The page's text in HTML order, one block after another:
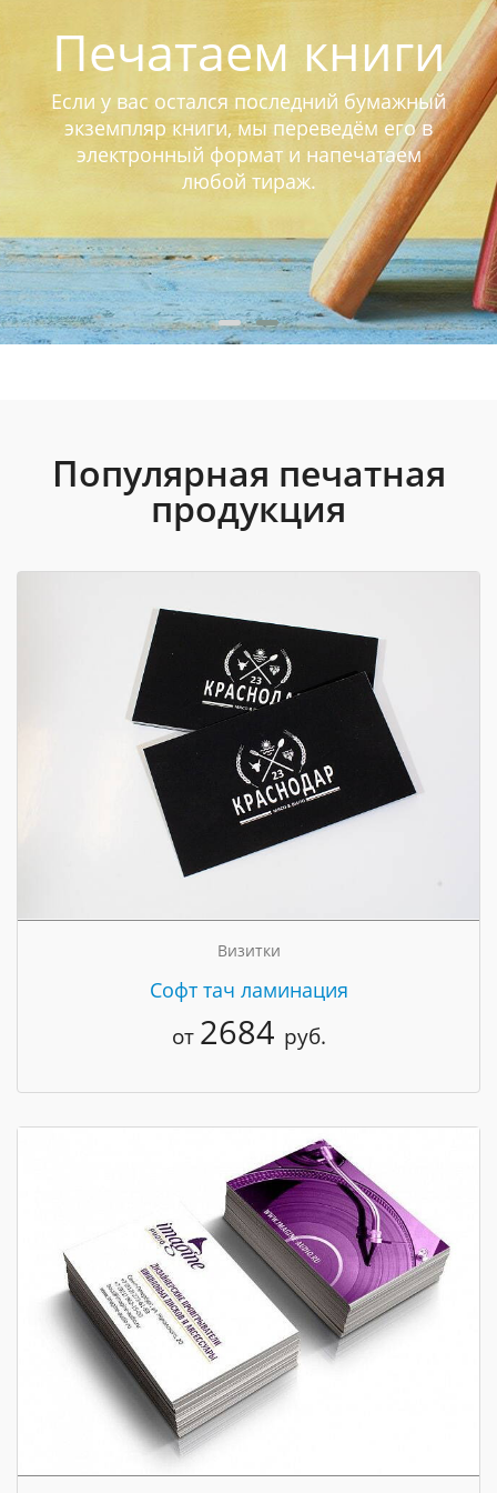
Печатаем книги
Если у вас остался последний бумажный
экземпляр книги, мы переведём его в
электронный формат и напечатаем
любой тираж.
Популярная печатная
продукция
Визитки
Cофт тач ламинация
от 2684 руб.